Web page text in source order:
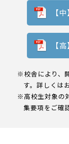
【
【
※校舎により、
す。詳しくは
※高校生対象の
集要項をご確